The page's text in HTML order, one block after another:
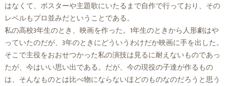
はなくて、ポスターや主題歌にいたるまで自作で行っており、その
レベルもプロ並みだということである。
私の高校3年生のとき、映画を作った。1年生のときから人形劇はや
っていたのだが、3年のときにどういうわけだか映画に手を出した。
そこで主役をおおせつかった私の演技は見るに耐えないものであっ
たが、今はいい思い出である。だが、今の現役の子達が作るもの
は、そんなものとは比べ物にならないほどのものなのだろうと思う